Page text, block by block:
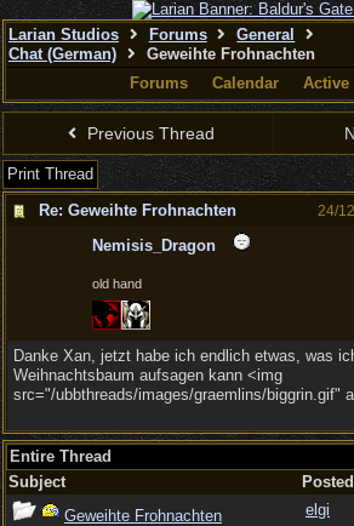
Larian Studios Forums
General
Chat (German)
Geweihte Frohnachten
Forums
Calendar Active
Previous Thread
Print Thread
Re: Geweihte Frohnachten
24/
Nemisis_Dragon
old hand
Danke Xan, jetzt habe ich endlich etwas, was
Weihnachtsbaum aufsagen kann <img
src="/ubbthreads/images/graemlins/biggrin.gif"
Entire Thread
Subject
Geweihte Frohnachten
elgi